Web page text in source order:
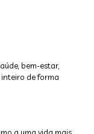
bem-estar,
de forma